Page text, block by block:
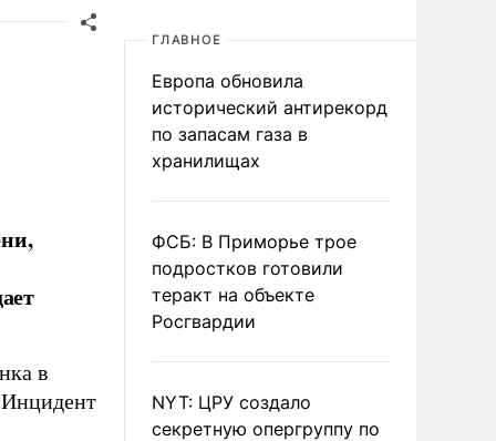
в
ГЛАВНОЕ
Европа обновила
исторический антирекорд
по запасам газа в
хранилищах
ФСБ: В Приморье трое
подростков готовили
теракт на объекте
Росгвардии
NYT: ЦРУ создало
секретную опергруппу по